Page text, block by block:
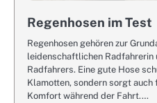
Regenhosen im Test
Regenhosen gehören zur
leidenschaftlichen Radfahrerin
Radfahrers. Eine gute Hose
Klamotten, sondern sorgt
Komfort während der Fahrt.…